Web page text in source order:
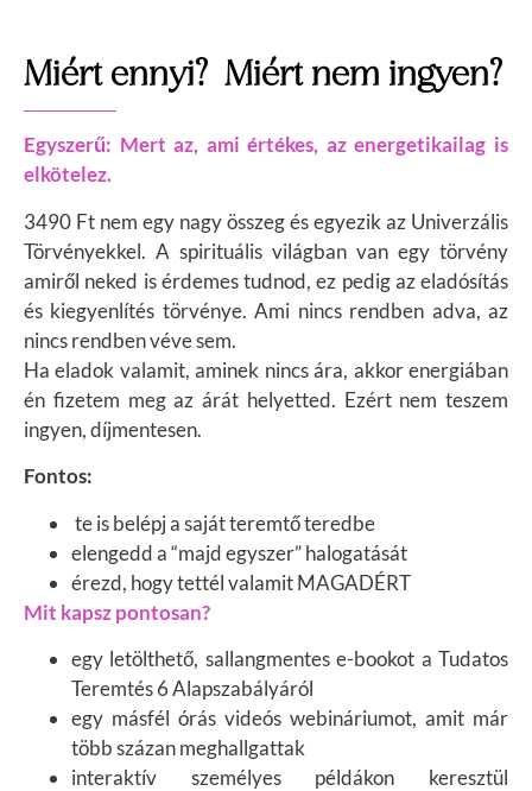
Miért ennyi? Miért nem ingyen?
Egyszerű: Mert az, ami értékes, az energetikailag is
elkötelez.
3490 Ft nem egy nagy összeg és egyezik az Univerzális
Törvényekkel. A spirituális világban van egy törvény
amiről neked is érdemes tudnod, ez pedig az eladósítás
és kiegyenlítés törvénye. Ami nincs rendben adva, az
nincs rendben véve sem.
Ha eladok valamit, aminek nincs ára, akkor energiában
én fizetem meg az árát helyetted. Ezért nem teszem
ingyen, díjmentesen.
Fontos:
te is belépj a saját teremtő teredbe
elengedd a “majd egyszer” halogatását
érezd, hogy tettél valamit MAGADÉRT
Mit kapsz pontosan?
egy letölthető, sallangmentes e-bookot a Tudatos
Teremtés 6 Alapszabályáról
egy másfél órás videós webináriumot, amit már
több százan meghallgattak
interaktív személyes példákon keresztül